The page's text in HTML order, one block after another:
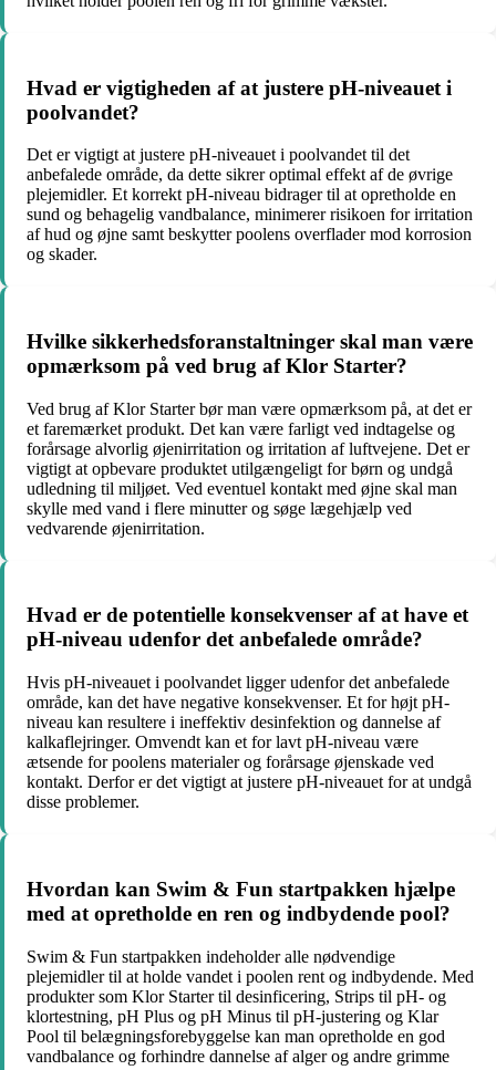
Hvad er vigtigheden af at justere pH-niveauet i
poolvandet?
Det er vigtigt at justere pH-niveauet i poolvandet til det
anbefalede område, da dette sikrer optimal effekt af de øvrige
plejemidler. Et korrekt pH-niveau bidrager til at opretholde en
sund og behagelig vandbalance, minimerer risikoen for irritation
af hud og øjne samt beskytter poolens overflader mod korrosion
og skader.
Hvilke sikkerhedsforanstaltninger skal man være
opmærksom på ved brug af Klor Starter?
Ved brug af Klor Starter bør man være opmærksom på, at det er
et faremærket produkt. Det kan være farligt ved indtagelse og
forårsage alvorlig øjenirritation og irritation af luftvejene. Det er
vigtigt at opbevare produktet utilgængeligt for børn og undgå
udledning til miljøet. Ved eventuel kontakt med øjne skal man
skylle med vand i flere minutter og søge lægehjælp ved
vedvarende øjenirritation.
Hvad er de potentielle konsekvenser af at have et
pH-niveau udenfor det anbefalede område?
Hvis pH-niveauet i poolvandet ligger udenfor det anbefalede
område, kan det have negative konsekvenser. Et for højt pH-
niveau kan resultere i ineffektiv desinfektion og dannelse af
kalkaflejringer. Omvendt kan et for lavt pH-niveau være
ætsende for poolens materialer og forårsage øjenskade ved
kontakt. Derfor er det vigtigt at justere pH-niveauet for at undgå
disse problemer.
Hvordan kan Swim & Fun startpakken hjælpe
med at opretholde en ren og indbydende pool?
Swim & Fun startpakken indeholder alle nødvendige
plejemidler til at holde vandet i poolen rent og indbydende. Med
produkter som Klor Starter til desinficering, Strips til pH- og
klortestning, pH Plus og pH Minus til pH-justering og Klar
Pool til belægningsforebyggelse kan man opretholde en god
vandbalance og forhindre dannelse af alger og andre grimme